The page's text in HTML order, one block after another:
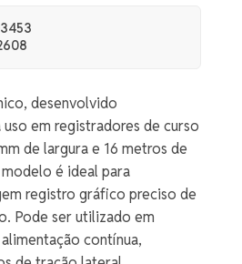
desenvolvido
em registradores de curso
de largura e 16 metros de
é ideal para
registro gráfico preciso de
Pode ser utilizado em
contínua,